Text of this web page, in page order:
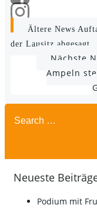
Post
Ältere News
der Lausitz abgesagt
PostNächste
Ampeln
Search
for:
Neueste
Podium mit